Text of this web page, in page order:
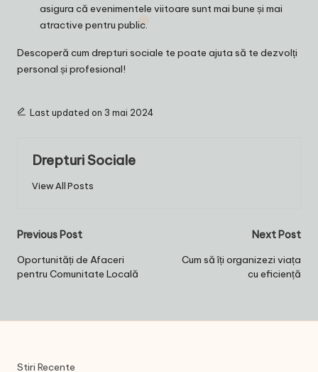
asigura că evenimentele viitoare sunt mai bune și mai
atractive pentru public.
Descoperă cum drepturi sociale te poate ajuta să te dezvolți
personal și profesional!
Last updated on 3 mai 2024
Drepturi Sociale
View All Posts
Post
navigation
Previous Post
Oportunități de Afaceri
pentru Comunitate Locală
Next Post
Cum să îți organizezi viața
cu eficiență
Stiri Recente